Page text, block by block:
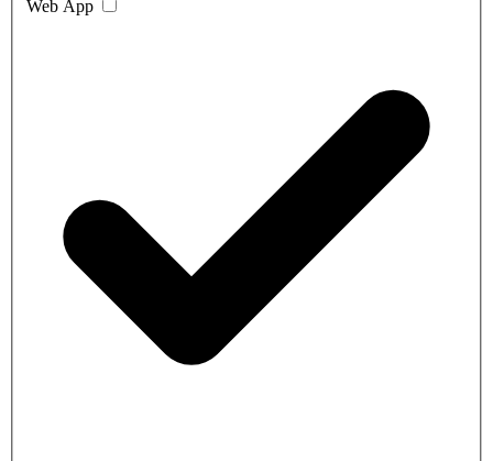
Web App